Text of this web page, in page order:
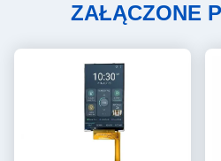
ZAŁĄCZONE